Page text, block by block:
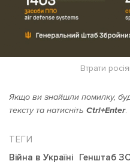
Втрати
Якщо ви знайшли помилку,
тексту та натисніть Ctrl+Enter.
Війна в Україні Генштаб